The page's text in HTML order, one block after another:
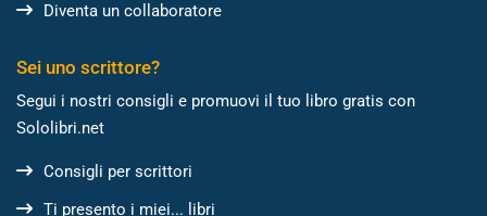
Diventa un collaboratore
Sei uno scrittore?
Segui i nostri consigli e promuovi il tuo libro gratis con
Sololibri.net
Consigli per scrittori
Ti presento i miei... libri